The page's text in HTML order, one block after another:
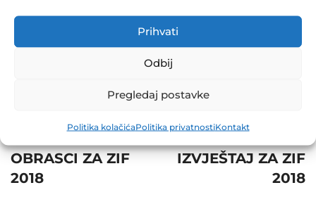
Prihvati
Odbij
Pregledaj postavke
Politika kolačićaPolitika privatnostiKontakt
Share
navigation
OBRASCI ZA ZIF
2018
IZVJEŠTAJ ZA ZIF
2018